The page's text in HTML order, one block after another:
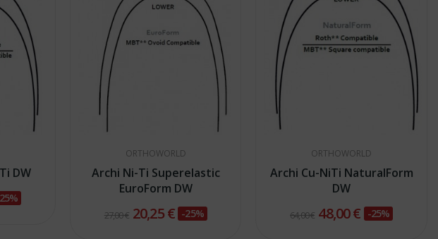
DW
ORTHOWORLD
Archi Ni-Ti Superelastic
EuroForm DW
27,00 € 20,25 € -25%
ORTHOWORLD
Archi Cu-NiTi NaturalForm
DW
64,00 € 48,00 € -25%